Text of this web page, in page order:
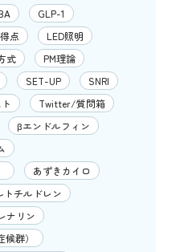
GLP-1
点
LED照明
式
PM理論
SET-UP
SNRI
Twitter/質問箱
βエンドルフィン
あずきカイロ
トチルドレン
ナリン
群）